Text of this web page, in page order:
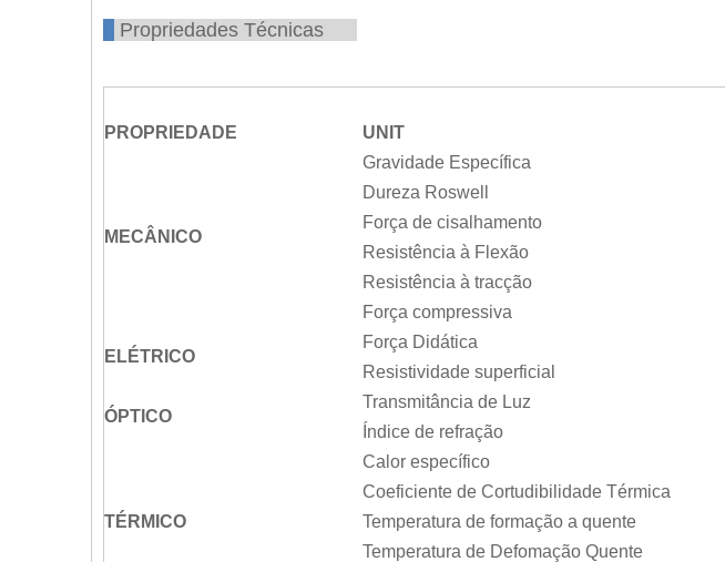
Propriedades Técnicas
PROPRIEDADE UNIT
MECÂNICO
Gravidade Específica
Dureza Roswell
Força de cisalhamento
Resistência à Flexão
Resistência à tracção
Força compressiva
ELÉTRICO
Força Didática
Resistividade superficial
ÓPTICO
Transmitância de Luz
Índice de refração
TÉRMICO
Calor específico
Coeficiente de Cortudibilidade Térmica
Temperatura de formação a quente
Temperatura de Defomação Quente